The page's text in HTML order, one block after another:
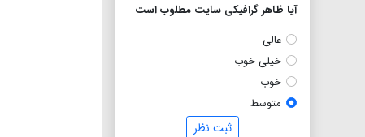
آیا ظاهر گرافیکی سایت مطلوب است
عالی
خیلی خوب
خوب
متوسط
ثبت نظر